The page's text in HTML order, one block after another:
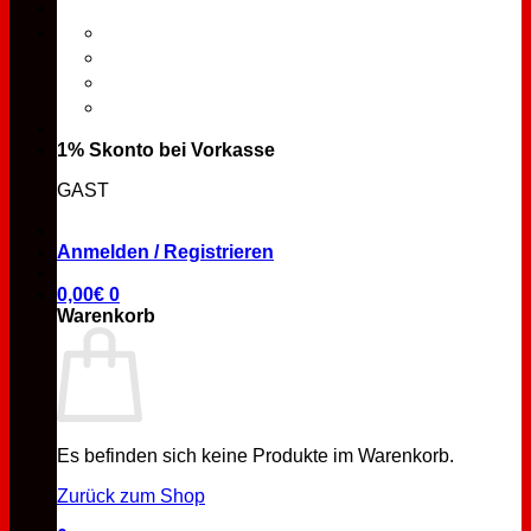
1% Skonto bei Vorkasse
GAST
Anmelden / Registrieren
0,00€ 0
Warenkorb
Es befinden sich keine Produkte im Warenkorb.
Zurück zum Shop